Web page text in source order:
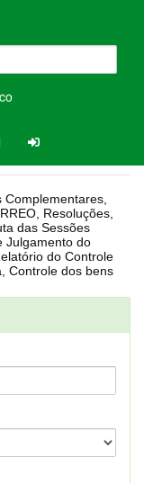
das Sessões
Julgamento do